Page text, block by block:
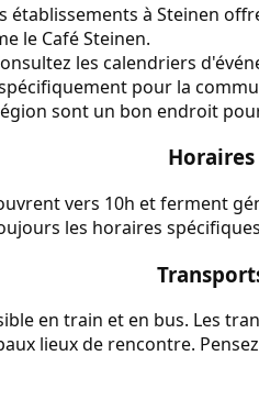
établissements à Steinen
le Café Steinen.
les calendriers
pour la
sont un bon endroit
Horaires
vers 10h et ferment
les horaires
en train et en bus. Les
lieux de rencontre.